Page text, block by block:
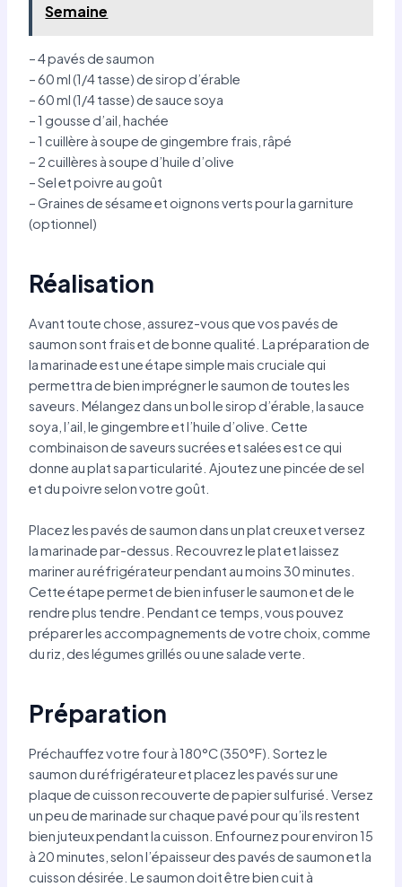
Semaine
– 4 pavés de saumon
– 60 ml (1/4 tasse) de sirop d’érable
– 60 ml (1/4 tasse) de sauce soya
– 1 gousse d’ail, hachée
– 1 cuillère à soupe de gingembre frais, râpé
– 2 cuillères à soupe d’huile d’olive
– Sel et poivre au goût
– Graines de sésame et oignons verts pour la garniture
(optionnel)
Réalisation
Avant toute chose, assurez-vous que vos pavés de
saumon sont frais et de bonne qualité. La préparation de
la marinade est une étape simple mais cruciale qui
permettra de bien imprégner le saumon de toutes les
saveurs. Mélangez dans un bol le sirop d’érable, la sauce
soya, l’ail, le gingembre et l’huile d’olive. Cette
combinaison de saveurs sucrées et salées est ce qui
donne au plat sa particularité. Ajoutez une pincée de sel
et du poivre selon votre goût.
Placez les pavés de saumon dans un plat creux et versez
la marinade par-dessus. Recouvrez le plat et laissez
mariner au réfrigérateur pendant au moins 30 minutes.
Cette étape permet de bien infuser le saumon et de le
rendre plus tendre. Pendant ce temps, vous pouvez
préparer les accompagnements de votre choix, comme
du riz, des légumes grillés ou une salade verte.
Préparation
Préchauffez votre four à 180°C (350°F). Sortez le
saumon du réfrigérateur et placez les pavés sur une
plaque de cuisson recouverte de papier sulfurisé. Versez
un peu de marinade sur chaque pavé pour qu’ils restent
bien juteux pendant la cuisson. Enfournez pour environ 15
à 20 minutes, selon l’épaisseur des pavés de saumon et la
cuisson désirée. Le saumon doit être bien cuit à